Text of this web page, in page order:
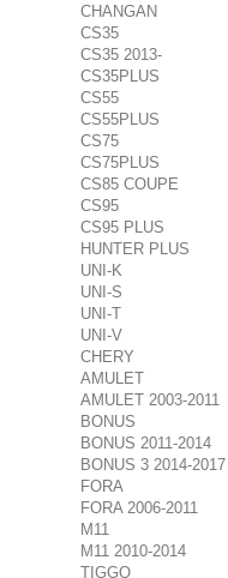
CHANGAN
CS35
CS35 2013-
CS35PLUS
CS55
CS55PLUS
CS75
CS75PLUS
CS85 COUPE
CS95
CS95 PLUS
HUNTER PLUS
UNI-K
UNI-S
UNI-T
UNI-V
CHERY
AMULET
AMULET 2003-2011
BONUS
BONUS 2011-2014
BONUS 3 2014-2017
FORA
FORA 2006-2011
M11
M11 2010-2014
TIGGO